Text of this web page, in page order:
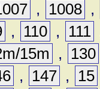
, 1008 ,
, 110 , 111
15m , 130
, 147 , 15